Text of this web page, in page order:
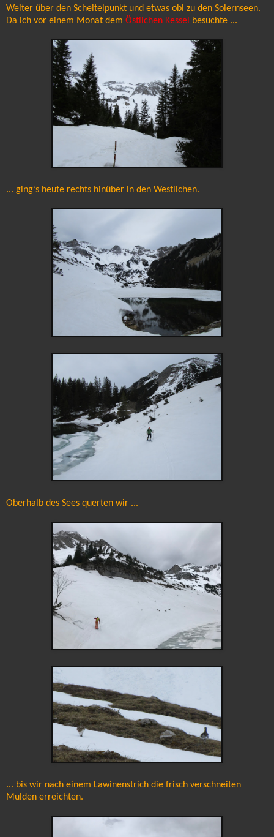
Weiter über den Scheitelpunkt und etwas obi zu den Soiernseen.
Da ich vor einem Monat dem Östlichen Kessel besuchte ...
... ging’s heute rechts hinüber in den Westlichen.
Oberhalb des Sees querten wir ...
... bis wir nach einem Lawinenstrich die frisch verschneiten
Mulden erreichten.